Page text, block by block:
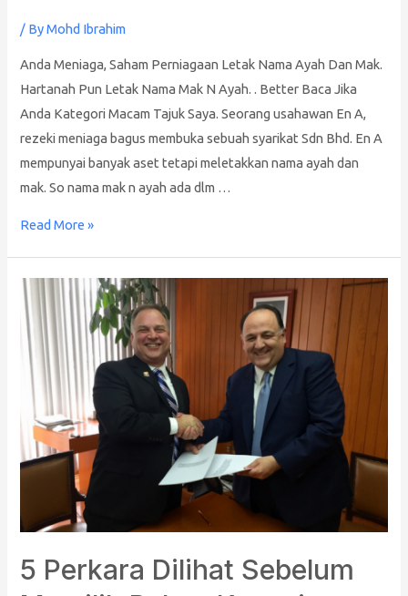
/ ByMohd Ibrahim
Anda Meniaga, Saham Perniagaan Letak Nama Ayah Dan Mak.
Hartanah Pun Letak Nama Mak N Ayah. . Better Baca Jika
Anda Kategori Macam Tajuk Saya. Seorang usahawan En A,
rezeki meniaga bagus membuka sebuah syarikat Sdn Bhd. En A
mempunyai banyak aset tetapi meletakkan nama ayah dan
mak. So nama mak n ayah ada dlm …
Read More »
5 Perkara Dilihat Sebelum
5
Perkara
Dilihat
Sebelum
Memilih
Rakan
Kongsi
Bisnes